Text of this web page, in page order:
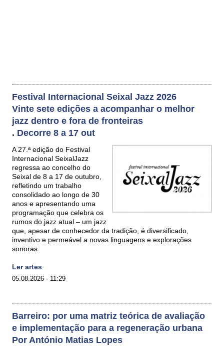
Festival Internacional Seixal Jazz 2026
Vinte sete edições a acompanhar o melhor
jazz dentro e fora de fronteiras
. Decorre 8 a 17 out
A 27.ª edição do Festival
Internacional SeixalJazz
regressa ao concelho do
Seixal de 8 a 17 de outubro,
refletindo um trabalho
consolidado ao longo de 30
anos e apresentando uma
programação que celebra os
rumos do jazz atual – um jazz
que, apesar de conhecedor da tradição, é diversificado,
inventivo e permeável a novas linguagens e explorações
sonoras.
Ler artes
05.08.2026 - 11:29
Barreiro: por uma matriz teórica de avaliação
e implementação para a regeneração urbana
Por António Matias Lopes